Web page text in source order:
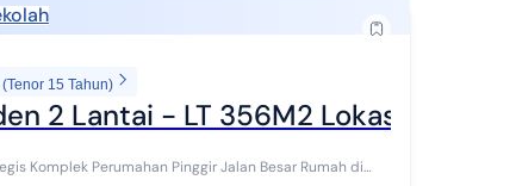
15 Tahun)
2 Lantai - LT 356M2 Lokasi Strategis